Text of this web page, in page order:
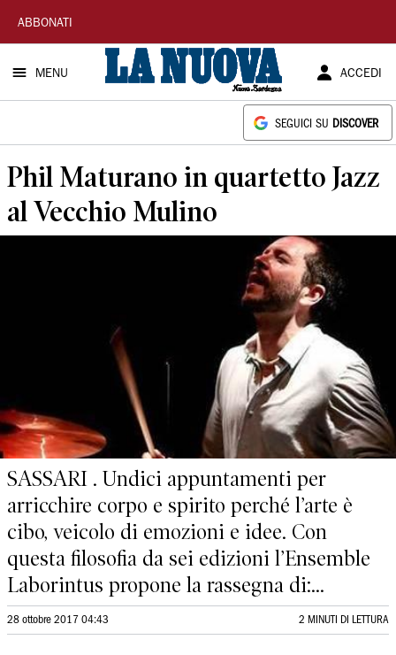
La
Nuova
Sardegna
ABBONATI
MENU ACCEDI
SEGUICI SU DISCOVER
Phil Maturano in quartetto Jazz
al Vecchio Mulino
SASSARI . Undici appuntamenti per
arricchire corpo e spirito perché l’arte è
cibo, veicolo di emozioni e idee. Con
questa filosofia da sei edizioni l’Ensemble
Laborintus propone la rassegna di:...
28 ottobre 2017 04:43 2 MINUTI DI LETTURA